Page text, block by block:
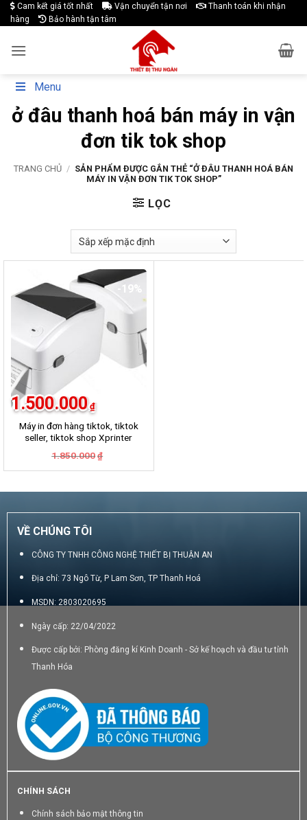
Skip
to
Cam kết giá tốt nhất Vận chuyển tận nơi
Thanh toán khi nhận
hàng
Bảo hành tận tâm
Menu
ở đâu thanh hoá bán máy in vận
đơn tik tok shop
TRANG CHỦ / SẢN PHẨM ĐƯỢC GẮN THẺ “Ở ĐÂU THANH HOÁ BÁN
MÁY IN VẬN ĐƠN TIK TOK SHOP”
LỌC
-19%
Máy in đơn hàng tiktok, tiktok
seller, tiktok shop Xprinter
1.850.000 ₫
là:
1.500.000 ₫
tại
1.500.000₫.
VỀ CHÚNG TÔI
CÔNG TY TNHH CÔNG NGHỆ THIẾT BỊ THUẬN AN
Địa chỉ: 73 Ngô Từ, P Lam Sơn, TP Thanh Hoá
MSDN: 2803020695
Ngày cấp: 22/04/2022
Được cấp bởi: Phòng đăng kí Kinh Doanh - Sở kế hoạch và đầu tư tỉnh
Thanh Hóa
CHÍNH SÁCH
Chính sách bảo mật thông tin